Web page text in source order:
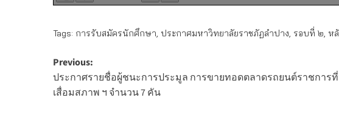
Tags: การรับสมัครนักศึกษา, ประกาศมหาวิทยาลัยราชภัฏลำปาง, รอบที่ ๒, ห
Post
navigation
Previous:
ประกาศรายชื่อผู้ชนะการประมูล การขายทอดตลาดรถยนต์ราชการ
เสื่อมสภาพ ฯ จำนวน 7 คัน